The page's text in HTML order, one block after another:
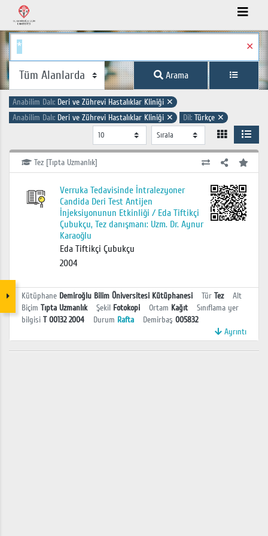
✕
Arama
Anabilim Dalı: Deri ve Zührevi Hastalıklar Kliniği ✕
Anabilim Dalı: Deri ve Zührevi Hastalıklar Kliniği ✕ Dil: Türkçe ✕
Tez [Tıpta Uzmanlık]
Verruka Tedavisinde İntralezyoner
Candida Deri Test Antijen
İnjeksiyonunun Etkinliği / Eda Tiftikçi
Çubukçu, Tez danışmanı: Uzm. Dr. Aynur
Karaoğlu
Eda Tiftikçi Çubukçu
2004
Kütüphane Demiroğlu Bilim Üniversitesi Kütüphanesi Tür Tez
Alt
Biçim Tıpta Uzmanlık Şekil Fotokopi Ortam Kağıt
Sınıflama yer
bilgisi T 00132 2004 Durum Rafta Demirbaş 005832
Ayrıntı